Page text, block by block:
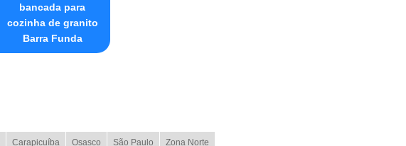
bancada para
cozinha de granito
Barra Funda
Carapicuíba Osasco São Paulo Zona Norte